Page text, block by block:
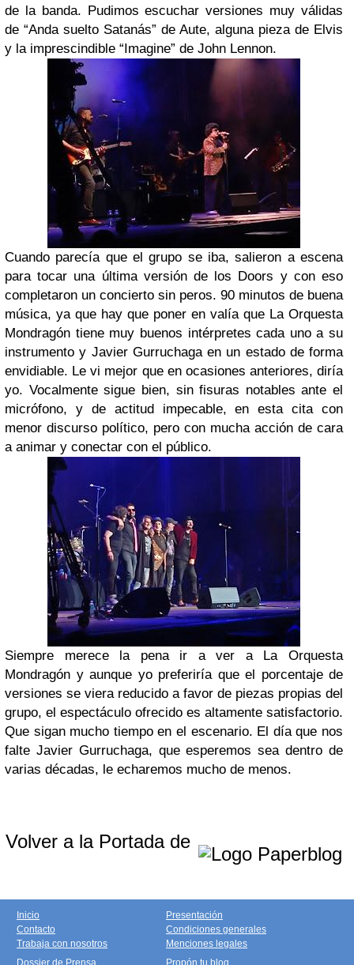
de la banda. Pudimos escuchar versiones muy válidas
de “Anda suelto Satanás” de Aute, alguna pieza de Elvis
y la imprescindible “Imagine” de John Lennon.
Cuando parecía que el grupo se iba, salieron a escena
para tocar una última versión de los Doors y con eso
completaron un concierto sin peros. 90 minutos de buena
música, ya que hay que poner en valía que La Orquesta
Mondragón tiene muy buenos intérpretes cada uno a su
instrumento y Javier Gurruchaga en un estado de forma
envidiable. Le vi mejor que en ocasiones anteriores, diría
yo. Vocalmente sigue bien, sin fisuras notables ante el
micrófono, y de actitud impecable, en esta cita con
menor discurso político, pero con mucha acción de cara
a animar y conectar con el público.
Siempre merece la pena ir a ver a La Orquesta
Mondragón y aunque yo preferiría que el porcentaje de
versiones se viera reducido a favor de piezas propias del
grupo, el espectáculo ofrecido es altamente satisfactorio.
Que sigan mucho tiempo en el escenario. El día que nos
falte Javier Gurruchaga, que esperemos sea dentro de
varias décadas, le echaremos mucho de menos.
Volver a la Portada de
Inicio
Contacto
Trabaja con nosotros
Presentación
Condiciones generales
Menciones legales
Dossier de Prensa
Propón tu blog